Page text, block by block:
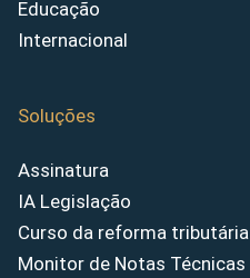
Educação
Internacional
Soluções
Assinatura
IA Legislação
Curso da reforma tributária
Monitor de Notas Técnicas